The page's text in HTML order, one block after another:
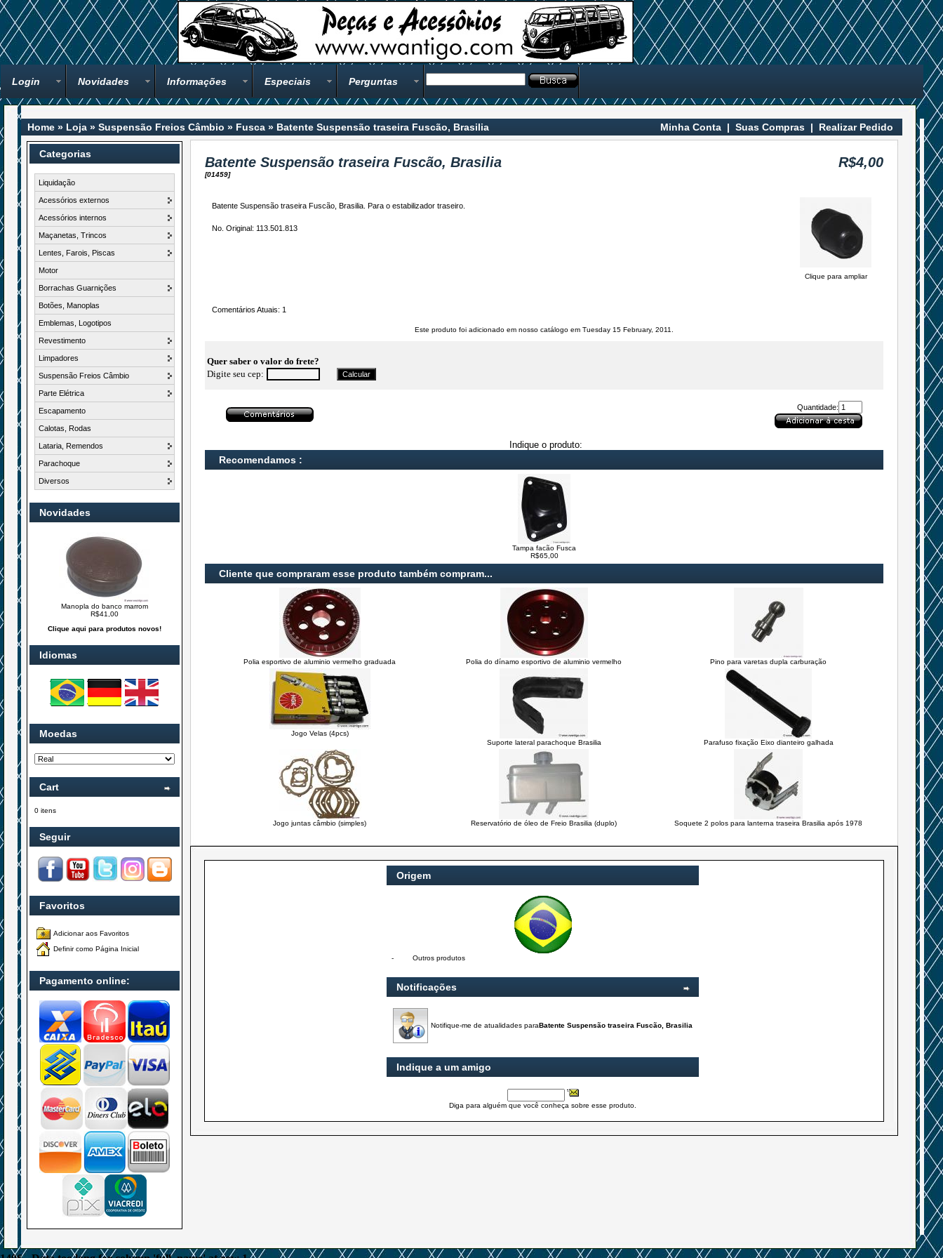
Login Novidades Informações Especiais Perguntas
Home » Loja » Suspensão Freios Câmbio » Fusca » Batente Suspensão traseira Fuscão, Brasilia Minha Conta | Suas Compras | Realizar Pedido
Categorias
Liquidação
Acessórios externos
Acessórios internos
Maçanetas, Trincos
Lentes, Farois, Piscas
Motor
Borrachas Guarnições
Botões, Manoplas
Emblemas, Logotipos
Revestimento
Limpadores
Suspensão Freios Câmbio
Parte Elétrica
Escapamento
Calotas, Rodas
Lataria, Remendos
Parachoque
Diversos
Novidades
Manopla do banco marrom
R$41,00
Clique aqui para produtos novos!
Idiomas
Moedas
Cart
0 itens
Seguir
Favoritos
Adicionar aos Favoritos
Definir como Página Inicial
Pagamento online:
Batente Suspensão traseira Fuscão, Brasilia
[01459]
R$4,00
Clique para ampliar
Batente Suspensão traseira Fuscão, Brasilia. Para o estabilizador traseiro.
No. Original: 113.501.813
Comentários Atuais: 1
Este produto foi adicionado em nosso catálogo em Tuesday 15 February, 2011.
Quer saber o valor do frete?
Digite seu cep:
Quantidade:
Indique o produto:
Recomendamos :
Tampa facão Fusca
R$65,00
Cliente que compraram esse produto também compram...
Polia esportivo de aluminio vermelho graduada Polia do dínamo esportivo de aluminio vermelho Pino para varetas dupla carburação
Jogo Velas (4pcs)
Suporte lateral parachoque Brasilia
Parafuso fixação Eixo dianteiro galhada
Jogo juntas câmbio (simples) Reservatório de óleo de Freio Brasilia (duplo) Soquete 2 polos para lanterna traseira Brasilia após 1978
Origem
- Outros produtos
Notificações
Notifique-me de atualidades paraBatente Suspensão traseira Fuscão, Brasilia
Indique a um amigo
Diga para alguém que você conheça sobre esse produto.